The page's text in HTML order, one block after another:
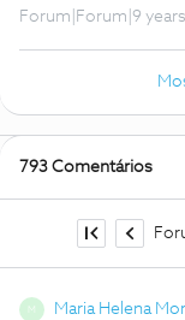
Forum|Forum|9
793 Comentários
M Maria Helena